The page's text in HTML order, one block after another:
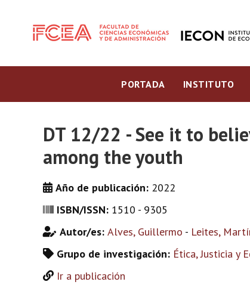
PORTADA INSTITUTO
DT 12/22 - See it to
among the youth
Año de publicación: 2022
ISBN/ISSN: 1510 - 9305
Autor/es: Alves, Guillermo - Leites,
Grupo de investigación: Ética, Justicia y
Ir a publicación